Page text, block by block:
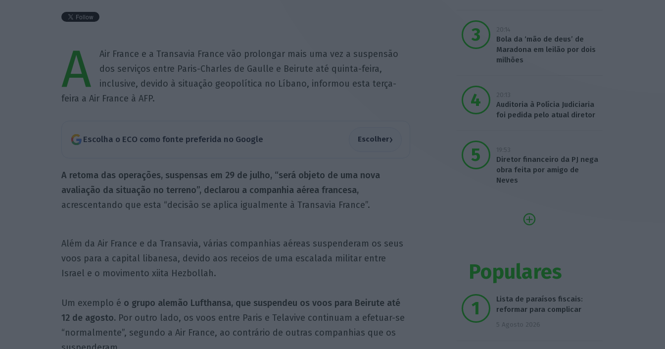
A
Air France e a Transavia France vão prolongar mais uma vez a suspensão
dos serviços entre Paris-Charles de Gaulle e Beirute até quinta-feira,
inclusive, devido à situação geopolítica no Líbano, informou esta terça-
feira a Air France à AFP.
Escolha o ECO como fonte preferida no Google Escolher›
A retoma das operações, suspensas em 29 de julho, “será objeto de uma nova
avaliação da situação no terreno”, declarou a companhia aérea francesa,
acrescentando que esta “decisão se aplica igualmente à Transavia France”.
Além da Air France e da Transavia, várias companhias aéreas suspenderam os seus
voos para a capital libanesa, devido aos receios de uma escalada militar entre
Israel e o movimento xiita Hezbollah.
Um exemplo é o grupo alemão Lufthansa, que suspendeu os voos para Beirute até
12 de agosto. Por outro lado, os voos entre Paris e Telavive continuam a efetuar-se
“normalmente”, segundo a Air France, ao contrário de outras companhias que os
20:14
Bola da ‘mão de deus’ de
Maradona em leilão por dois
milhões
20:13
Auditoria à Polícia Judiciaria
foi pedida pelo atual diretor
19:53
Diretor financeiro da PJ nega
obra feita por amigo de
Neves
Populares
Lista de paraísos fiscais:
reformar para complicar
5 Agosto 2026